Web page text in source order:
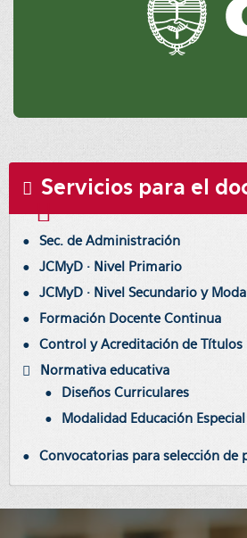
Servicios para el
Sec. de Administración
JCMyD · Nivel Primario
JCMyD · Nivel Secundario y
Formación Docente Continua
Control y Acreditación de Títulos
Normativa educativa
Diseños Curriculares
Modalidad Educación Especial
Convocatorias para selección de